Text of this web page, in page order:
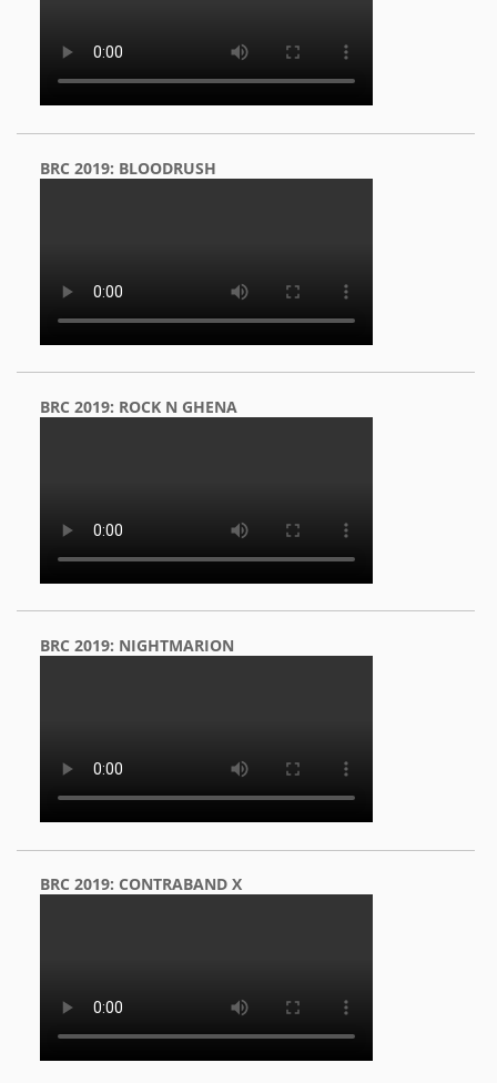
BRC 2019: BLOODRUSH
BRC 2019: ROCK N GHENA
BRC 2019: NIGHTMARION
BRC 2019: CONTRABAND X